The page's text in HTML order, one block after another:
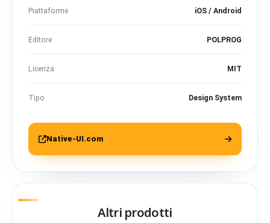
Piattaforme iOS / Android
Editore POLPROG
Licenza MIT
Tipo Design System
Native-UI.com
Altri prodotti